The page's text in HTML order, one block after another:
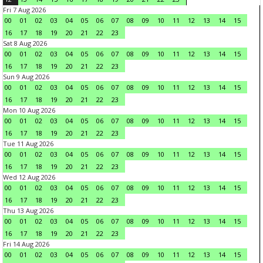
Fri 7 Aug 2026
00
01 02 03 04 05 06 07 08 09 10 11 12 13 14
15
16
17 18 19 20 21 22
23
Sat 8 Aug 2026
00
01 02 03 04 05 06 07 08 09 10 11 12 13 14
15
16
17 18 19 20 21 22
23
Sun 9 Aug 2026
00
01 02 03 04 05 06 07 08 09 10 11 12 13 14
15
16
17 18 19 20 21 22
23
Mon 10 Aug 2026
00
01 02 03 04 05 06 07 08 09 10 11 12 13 14
15
16
17 18 19 20 21 22
23
Tue 11 Aug 2026
00
01 02 03 04 05 06 07 08 09 10 11 12 13 14
15
16
17 18 19 20 21 22
23
Wed 12 Aug 2026
00
01 02 03 04 05 06 07 08 09 10 11 12 13 14
15
16
17 18 19 20 21 22
23
Thu 13 Aug 2026
00
01 02 03 04 05 06 07 08 09 10 11 12 13 14
15
16
17 18 19 20 21 22
23
Fri 14 Aug 2026
00
01 02 03 04 05 06 07 08 09 10 11 12 13 14
15